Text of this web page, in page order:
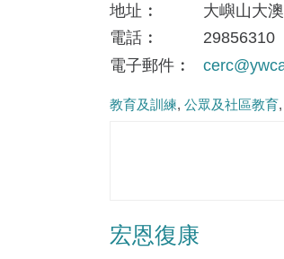
地址
大嶼山大
電話
29856310
電子郵件
教育及訓練 公眾及社區教育
宏恩復康